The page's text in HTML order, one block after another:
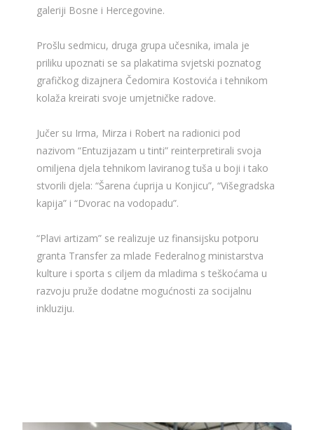
galeriji Bosne i Hercegovine.
Prošlu sedmicu, druga grupa učesnika, imala je
priliku upoznati se sa plakatima svjetski poznatog
grafičkog dizajnera Čedomira Kostovića i tehnikom
kolaža kreirati svoje umjetničke radove.
Jučer su Irma, Mirza i Robert na radionici pod
nazivom “Entuzijazam u tinti” reinterpretirali svoja
omiljena djela tehnikom laviranog tuša u boji i tako
stvorili djela: “Šarena ćuprija u Konjicu”, “Višegradska
kapija” i “Dvorac na vodopadu”.
“Plavi artizam” se realizuje uz finansijsku potporu
granta Transfer za mlade Federalnog ministarstva
kulture i sporta s ciljem da mladima s teškoćama u
razvoju pruže dodatne mogućnosti za socijalnu
inkluziju.